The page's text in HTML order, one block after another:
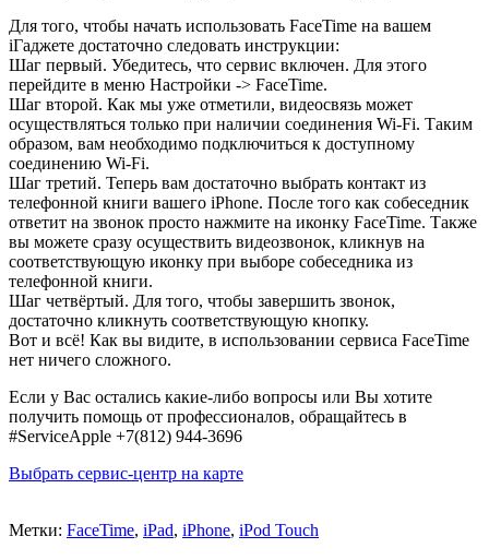
Для того, чтобы начать использовать FaceTime на вашем
iГаджете достаточно следовать инструкции:
Шаг первый. Убедитесь, что сервис включен. Для этого
перейдите в меню Настройки -> FaceTime.
Шаг второй. Как мы уже отметили, видеосвязь может
осуществляться только при наличии соединения Wi-Fi. Таким
образом, вам необходимо подключиться к доступному
соединению Wi-Fi.
Шаг третий. Теперь вам достаточно выбрать контакт из
телефонной книги вашего iPhone. После того как собеседник
ответит на звонок просто нажмите на иконку FaceTime. Также
вы можете сразу осуществить видеозвонок, кликнув на
соответствующую иконку при выборе собеседника из
телефонной книги.
Шаг четвёртый. Для того, чтобы завершить звонок,
достаточно кликнуть соответствующую кнопку.
Вот и всё! Как вы видите, в использовании сервиса FaceTime
нет ничего сложного.
Если у Вас остались какие-либо вопросы или Вы хотите
получить помощь от профессионалов, обращайтесь в
#ServiceApple +7(812) 944-3696
Выбрать сервис-центр на карте
Метки: FaceTime, iPad, iPhone, iPod Touch